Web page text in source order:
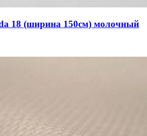
18 (ширина 150см) молочный